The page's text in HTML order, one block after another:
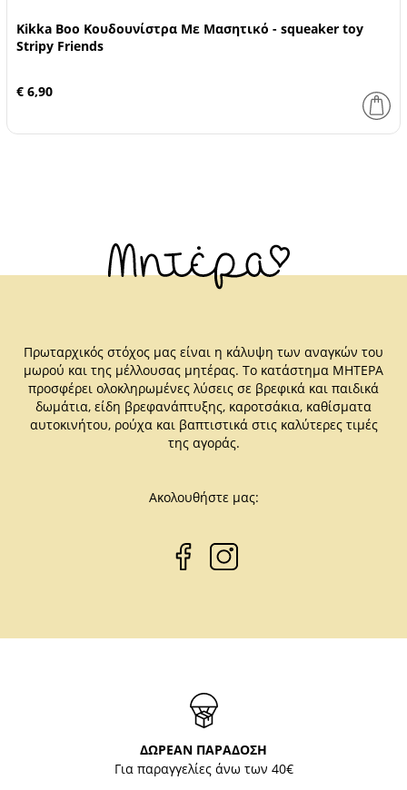
Kikka Boo Κουδουνίστρα Με Μασητικό - squeaker toy
Stripy Friends
€ 6,90
Πρωταρχικός στόχος μας είναι η κάλυψη των αναγκών του
μωρού και της μέλλουσας μητέρας. Το κατάστημα ΜΗΤΕΡΑ
προσφέρει ολοκληρωμένες λύσεις σε βρεφικά και παιδικά
δωμάτια, είδη βρεφανάπτυξης, καροτσάκια, καθίσματα
αυτοκινήτου, ρούχα και βαπτιστικά στις καλύτερες τιμές
της αγοράς.
Ακολουθήστε μας:
ΔΩΡΕΑΝ ΠΑΡΑΔΟΣΗ
Για παραγγελίες άνω των 40€